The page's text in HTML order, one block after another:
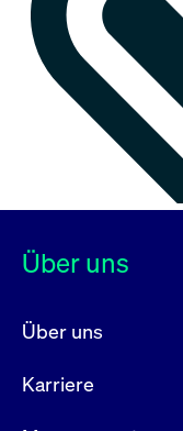
Über uns
Über uns
Karriere